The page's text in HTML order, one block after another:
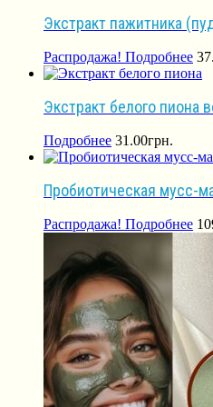
Экстракт пажитника
Распродажа! Подробнее
Экстракт белого пиона
Подробнее 31.00грн.
Пробиотическая мусс-
Распродажа! Подробнее